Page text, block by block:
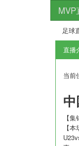
MVP
足球
直播
当前
【
【